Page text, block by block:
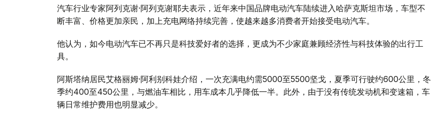
汽车行业专家阿列克谢·阿列克谢耶夫表示，近年来中国品牌电动汽车陆续进入哈萨克斯坦市场，车型不
断丰富、价格更加亲民，加上充电网络持续完善，使越来越多消费者开始接受电动汽车。
他认为，如今电动汽车已不再只是科技爱好者的选择，更成为不少家庭兼顾经济性与科技体验的出行工
具。
阿斯塔纳居民艾格丽姆·阿利别科娃介绍，一次充满电约需5000至5500坚戈，夏季可行驶约600公里，冬
季约400至450公里，与燃油车相比，用车成本几乎降低一半。此外，由于没有传统发动机和变速箱，车
辆日常维护费用也明显减少。